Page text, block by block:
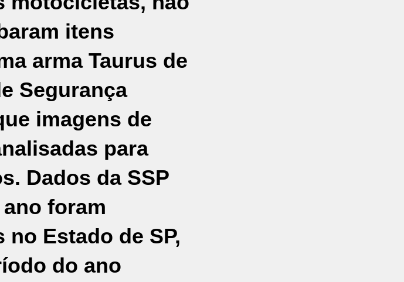
itens
arma Taurus de
Segurança
imagens de
para
Dados da SSP
foram
Estado de SP,
do ano